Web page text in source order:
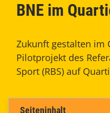
BNE im
Zukunft gestalten im
Pilotprojekt des
Sport (RBS) auf
Seiteninhalt